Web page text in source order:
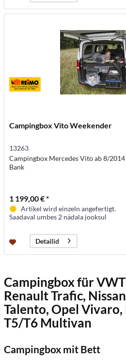
Campingbox Vito Weekender
13263
Campingbox Mercedes Vito ab 8/
Bank
1 199,00 € *
Artikel wird einzeln angefertigt.
Saadaval umbes 2 nädala jooksul
Detailid
Campingbox für
Renault Trafic,
Talento, Opel
T5/T6 Multivan
Campingbox mit Bett